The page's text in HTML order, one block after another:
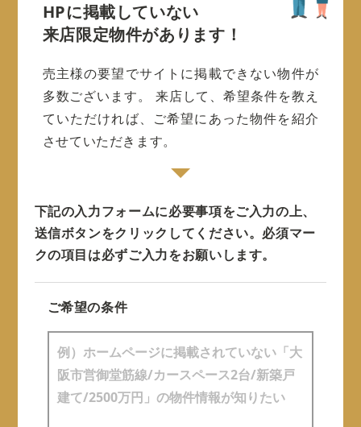
HPに掲載していない
来店限定物件があります！
売主様の要望でサイトに掲載できない物件が
多数ございます。
来店して、希望条件を教え
ていただければ、ご希望にあった物件を紹介
させていただきます。
下記の入力フォームに必要事項をご入力の上、
送信ボタンをクリックしてください。 必須マー
クの項目は必ずご入力をお願いします。
ご希望の条件